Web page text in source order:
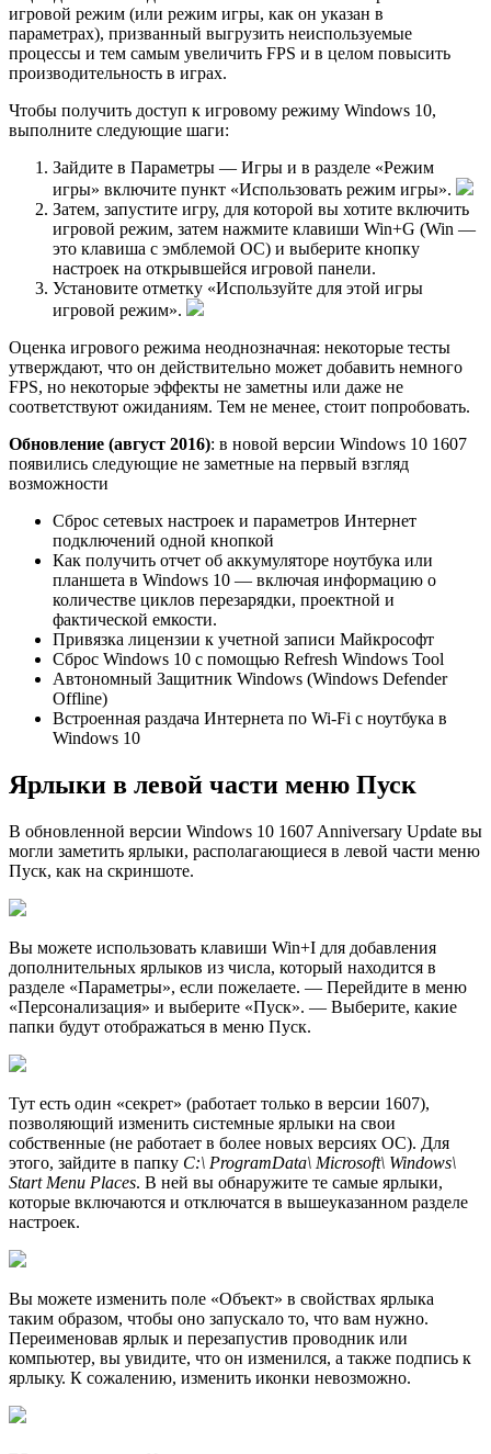
игровой режим (или режим игры, как он указан в
параметрах), призванный выгрузить неиспользуемые
процессы и тем самым увеличить FPS и в целом повысить
производительность в играх.
Чтобы получить доступ к игровому режиму Windows 10,
выполните следующие шаги:
Зайдите в Параметры — Игры и в разделе «Режим
игры» включите пункт «Использовать режим игры».
Затем, запустите игру, для которой вы хотите включить
игровой режим, затем нажмите клавиши Win+G (Win —
это клавиша с эмблемой ОС) и выберите кнопку
настроек на открывшейся игровой панели.
Установите отметку «Используйте для этой игры
игровой режим».
Оценка игрового режима неоднозначная: некоторые тесты
утверждают, что он действительно может добавить немного
FPS, но некоторые эффекты не заметны или даже не
соответствуют ожиданиям. Тем не менее, стоит попробовать.
Обновление (август 2016): в новой версии Windows 10 1607
появились следующие не заметные на первый взгляд
возможности
Сброс сетевых настроек и параметров Интернет
подключений одной кнопкой
Как получить отчет об аккумуляторе ноутбука или
планшета в Windows 10 — включая информацию о
количестве циклов перезарядки, проектной и
фактической емкости.
Привязка лицензии к учетной записи Майкрософт
Сброс Windows 10 с помощью Refresh Windows Tool
Автономный Защитник Windows (Windows Defender
Offline)
Встроенная раздача Интернета по Wi-Fi с ноутбука в
Windows 10
Ярлыки в левой части меню Пуск
В обновленной версии Windows 10 1607 Anniversary Update вы
могли заметить ярлыки, располагающиеся в левой части меню
Пуск, как на скриншоте.
Вы можете использовать клавиши Win+I для добавления
дополнительных ярлыков из чиcла, который находится в
разделе «Параметры», если пожелаете. — Перейдите в меню
«Персонализация» и выберите «Пуск». — Выберите, какие
папки будут отображаться в меню Пуск.
Тут есть один «секрет» (работает только в версии 1607),
позволяющий изменить системные ярлыки на свои
собственные (не работает в более новых версиях ОС). Для
этого, зайдите в папку C:\ ProgramData\ Microsoft\ Windows\
Start Menu Places. В ней вы обнаружите те самые ярлыки,
которые включаются и отключатся в вышеуказанном разделе
настроек.
Вы можете изменить поле «Объект» в свойствах ярлыка
таким образом, чтобы оно запускало то, что вам нужно.
Переименовав ярлык и перезапустив проводник или
компьютер, вы увидите, что он изменился, а также подпись к
ярлыку. К сожалению, изменить иконки невозможно.